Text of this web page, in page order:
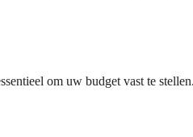
om uw budget vast te